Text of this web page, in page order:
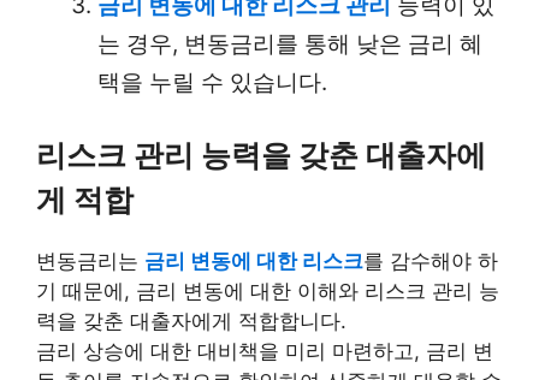
는 경우, 변동금리를 통해 낮은 금리 혜
택을 누릴 수 있습니다.
리스크 관리 능력을 갖춘 대출자에
게 적합
변동금리는 금리 변동에 대한 리스크를 감수해야 하
기 때문에, 금리 변동에 대한 이해와 리스크 관리 능
력을 갖춘 대출자에게 적합합니다.
금리 상승에 대한 대비책을 미리 마련하고, 금리 변